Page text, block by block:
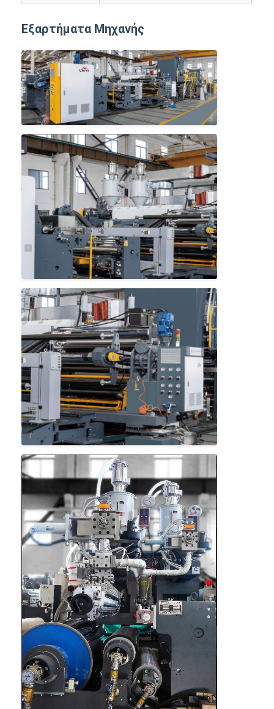
Σπίτι
Προϊόντα
Περίπου εμείς
Γύρος εργοστασίων
Ποιοτικός έλεγχος
Μας ελάτε σε επαφή με
Μηχανή ελασματοποίησης επιστρώματος εξώθησης
Μηχανή τοποθέτησης σε στρώματα εξώθησης
μηχανή τοποθέτησης σε στρώματα ταινιών
πλαστική μηχανή ελασματοποίησης
Μηχανή ελασματοποίησης επιστρώματος
Μηχανή επιστρώματος εξώθησης
μηχάνημα επίστρωσης του χαρτιού
Πλαισιωμένη διπλάσιο μηχανή τοποθέτησης σε στρώματα
Μέρη μηχανών ελασματοποίησης
Φγμένη λειωμένο μέταλλο μηχανή υφάσματος
Εξαρτήματα Μηχανής